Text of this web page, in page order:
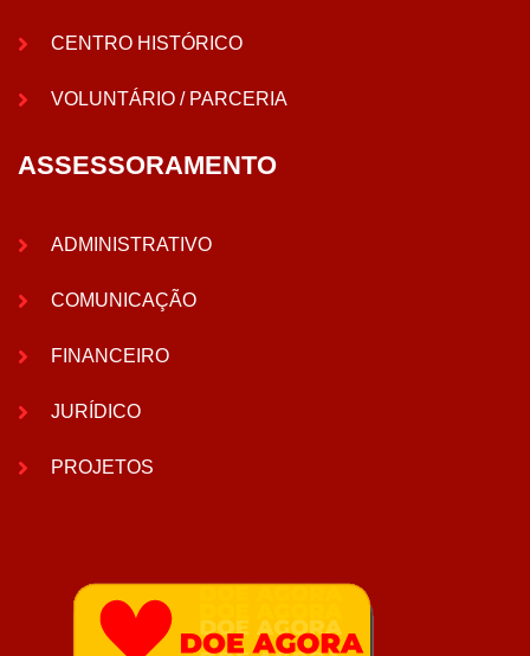
CENTRO HISTÓRICO
VOLUNTÁRIO / PARCERIA
ASSESSORAMENTO
ADMINISTRATIVO
COMUNICAÇÃO
FINANCEIRO
JURÍDICO
PROJETOS